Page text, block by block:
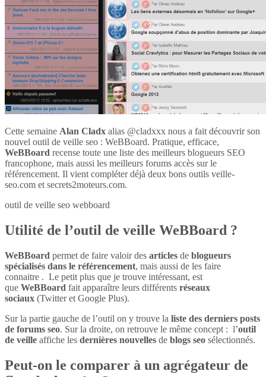
Cette semaine Alan Cladx alias @cladxxx nous a fait découvrir son
nouvel outil de veille seo : WeBBoard. Pratique, efficace,
WeBBoard recense toute une liste des meilleurs blogueurs SEO
francophone, mais aussi les meilleurs forums accès sur le
référencement. Il vient compléter déjà deux bons outils veille-
seo.com et secrets2moteurs.com.
outil de veille seo webboard
Utilité de l’outil de veille WeBBoard ?
WeBBoard permet de faire valoir des articles de blogueurs
spécialisés dans le référencement, mais aussi de les faire
connaitre . Le petit plus que je trouve intéressant, est
que WeBBoard fait apparaître leurs différents réseaux
sociaux (Twitter et Google Plus).
Sur la partie gauche de l’outil on y trouve la liste des derniers posts
de forums seo. Sur la droite, on retrouve le même concept : l’outil
de veille affiche les dernières nouvelles de blogs seo sélectionnés.
Peut-on le comparer à un agrégateur de